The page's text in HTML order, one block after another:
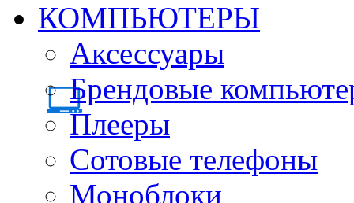
КОМПЬЮТЕРЫ
Аксессуары
Брендовые
Плееры
Сотовые телефоны
Моноблоки